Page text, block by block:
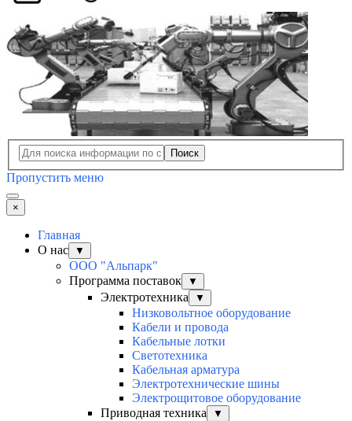
Поиск
Пропустить меню
×
Главная
О нас
▼
ООО "Альпарк"
Программа поставок
▼
Электротехника ▼
Низковольтное оборудование
Кабели и провода
Кабельные лотки
Светотехника
Кабельная арматура
Электротехнические шины
Электрощитовое оборудование
Приводная техника
▼